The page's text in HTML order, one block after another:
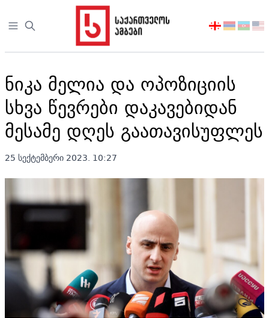
Open sidebar
აირჩიეთ
ნიკა მელია და ოპოზიციის
სხვა წევრები დაკავებიდან
მესამე დღეს გაათავისუფლეს
25 სექტემბერი 2023. 10:27